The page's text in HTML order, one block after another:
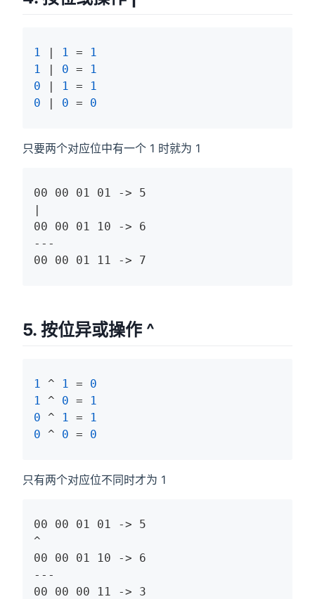
1 | 1 =
1
1
| 0 =
1
0 | 1 =
1
0 | 0 = 0
只要两个对应位中有一个 1 时就为 1
00 00 01 01 -> 5
|
00 00 01 10 -> 6
---
00 00 01 11 -> 7
5. 按位异或操作 ^
1 ^ 1 = 0
1
^ 0 =
1
0 ^ 1 =
1
0 ^ 0 = 0
只有两个对应位不同时才为 1
00 00 01 01 -> 5
^
00 00 01 10 -> 6
---
00 00 00 11 -> 3